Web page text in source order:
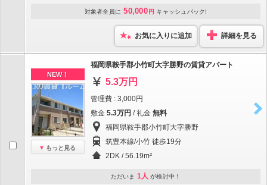
対象者全員に 50,000 円 キャッシュバック!
お気に入りに追加 詳細を見る
NEW！
もっと見る
福岡県鞍手郡小竹町大字勝野の賃貸アパート
5.3万円
管理費 : 3,000円
敷金 5.3万円 / 礼金 無料
福岡県鞍手郡小竹町大字勝野
筑豊本線/小竹 徒歩19分
2DK / 56.19m²
ただいま 1人 が検討中！